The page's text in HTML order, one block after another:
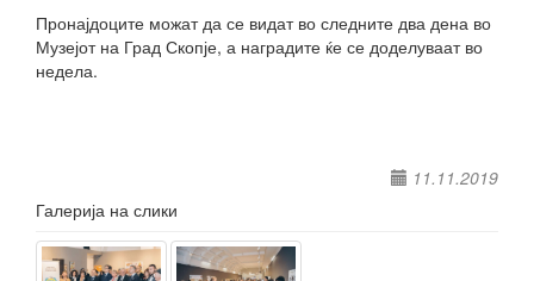
Пронајдоците можат да се видат во следните два дена во
Музејот на Град Скопје, а наградите ќе се доделуваат во
недела.
11.11.2019
Галерија на слики